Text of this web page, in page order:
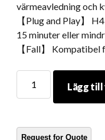
värmeavledning och
【Plug and Play】
15 minuter eller
【Fall】 Kompatibel
RGB
Lägg till